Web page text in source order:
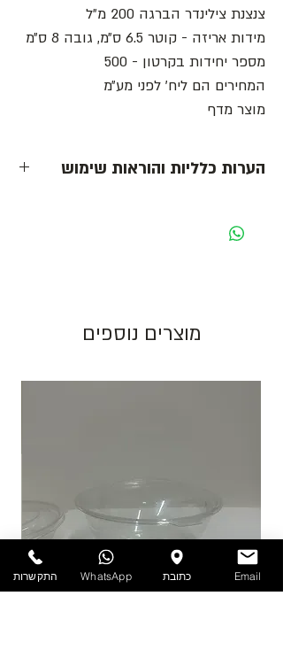
צנצנת צילינדר הברגה 200 מ״ל
מידות אריזה - קוטר 6.5 ס״מ, גובה 8 ס״מ
מספר יחידות בקרטון - 500
המחירים הם ליח׳ לפני מע״מ
מוצר מדף
הערות כלליות והוראות שימוש
התמונות להמחשה בלבד!
מוצרים נוספים
התקשרות WhatsApp כתובת Email